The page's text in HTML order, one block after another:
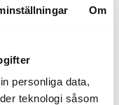
Om
personliga data,
teknologi såsom